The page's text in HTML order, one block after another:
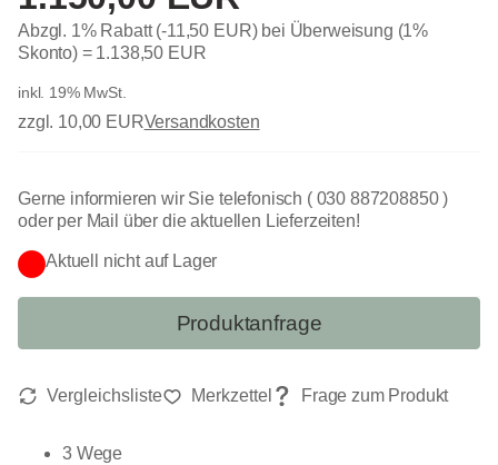
3 Wege
Abzgl. 1% Rabatt (-11,50 EUR) bei Überweisung (1%
Skonto) = 1.138,50 EUR
inkl. 19% MwSt.
zzgl. 10,00 EURVersandkosten
Aktuell nicht auf Lager
Gerne informieren wir Sie telefonisch ( 030 887208850 )
oder per Mail über die aktuellen Lieferzeiten!
Produktanfrage